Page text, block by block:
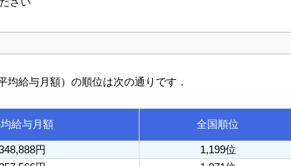
給与月額）の順位は次の通りです．
給与月額 全国順位
円
1,199位